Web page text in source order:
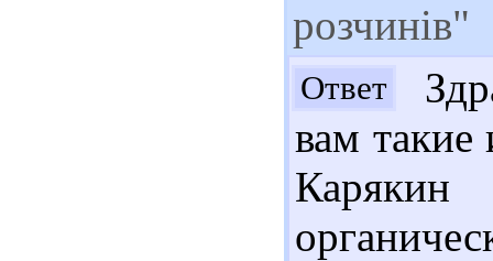
розчинів"
Ответ
вам